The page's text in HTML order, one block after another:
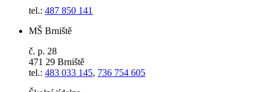
tel.: 487 850 141
MŠ Brniště
č. p. 28
471 29 Brniště
tel.: 483 033 145, 736 754 605